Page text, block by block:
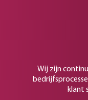
Wij zijn
klant